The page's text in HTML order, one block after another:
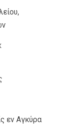
εν Αγκύρα